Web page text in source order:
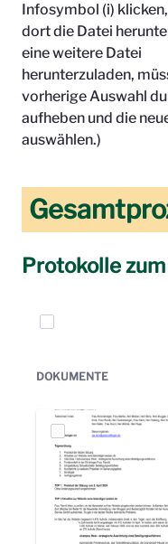
Infosymbol (i)
dort die Datei
eine weitere Datei
herunterzuladen,
vorherige Auswahl
aufheben und die
auswählen.)
Protokolle
Elemente auswählen
DOKUMENTE